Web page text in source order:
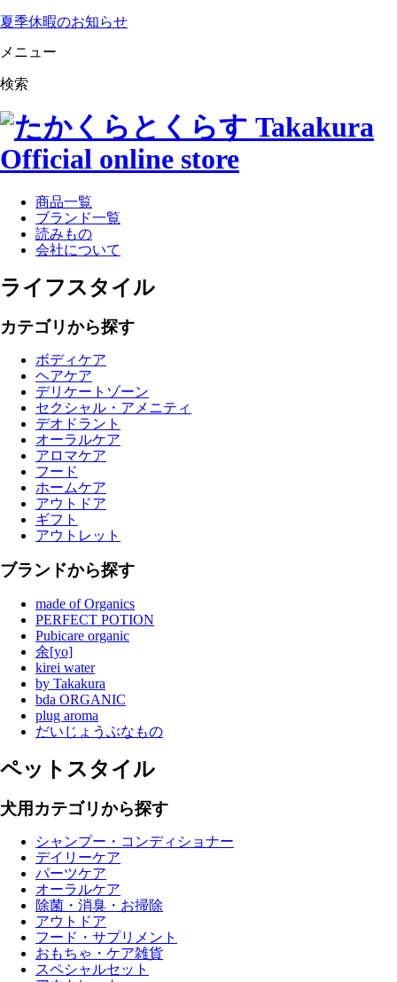
夏季休暇のお知らせ
メニュー
検索
商品一覧
ブランド一覧
読みもの
会社について
ライフスタイル
カテゴリから探す
ボディケア
ヘアケア
デリケートゾーン
セクシャル・アメニティ
デオドラント
オーラルケア
アロマケア
フード
ホームケア
アウトドア
ギフト
アウトレット
ブランドから探す
made of Organics
PERFECT POTION
Pubicare organic
余[yo]
kirei water
by Takakura
bda ORGANIC
plug aroma
だいじょうぶなもの
ペットスタイル
犬用カテゴリから探す
シャンプー・コンディショナー
デイリーケア
パーツケア
オーラルケア
除菌・消臭・お掃除
アウトドア
フード・サプリメント
おもちゃ・ケア雑貨
スペシャルセット